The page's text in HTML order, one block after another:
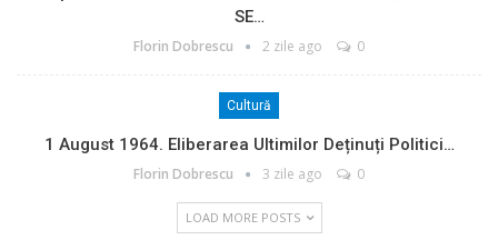
SE…
Florin Dobrescu 2 zile ago 0
Cultură
1 August 1964. Eliberarea Ultimilor Deținuți Politici…
Florin Dobrescu 3 zile ago 0
LOAD MORE POSTS